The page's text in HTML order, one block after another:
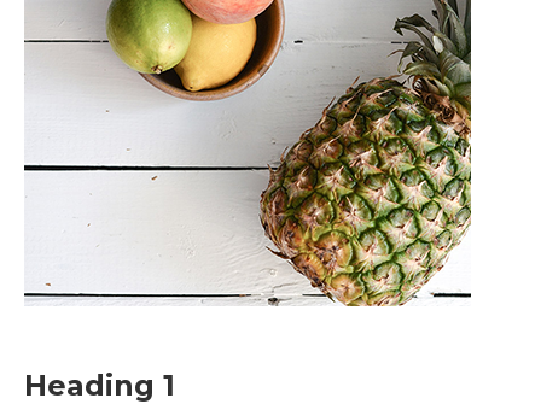
Heading 1